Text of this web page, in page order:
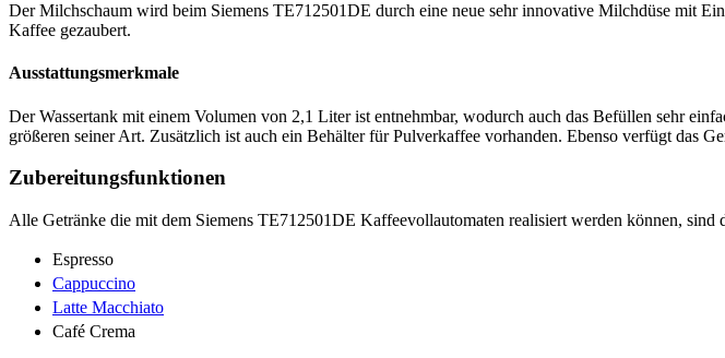
Der Milchschaum wird beim Siemens TE712501DE durch eine neue sehr innovative Milchdüse mit
Kaffee gezaubert.
Ausstattungsmerkmale
Der Wassertank mit einem Volumen von 2,1 Liter ist entnehmbar, wodurch auch das Befüllen sehr
größeren seiner Art. Zusätzlich ist auch ein Behälter für Pulverkaffee vorhanden. Ebenso verfügt das
Zubereitungsfunktionen
Alle Getränke die mit dem Siemens TE712501DE Kaffeevollautomaten realisiert werden können,
Espresso
Cappuccino
Latte Macchiato
Café Crema